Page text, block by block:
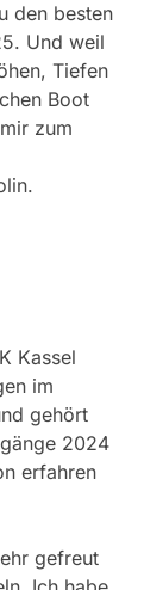
den besten
Und weil
Tiefen
Boot
zum
Kassel
im
gehört
2024
erfahren
gefreut